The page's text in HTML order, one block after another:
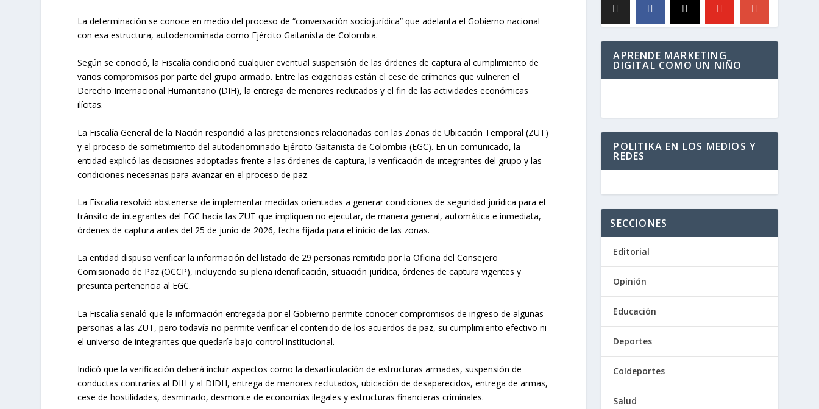
La determinación se conoce en medio del proceso de “conversación sociojurídica” que adelanta el Gobierno nacional
con esa estructura, autodenominada como Ejército Gaitanista de Colombia.
Según se conoció, la Fiscalía condicionó cualquier eventual suspensión de las órdenes de captura al cumplimiento de
varios compromisos por parte del grupo armado. Entre las exigencias están el cese de crímenes que vulneren el
Derecho Internacional Humanitario (DIH), la entrega de menores reclutados y el fin de las actividades económicas
ilícitas.
La Fiscalía General de la Nación respondió a las pretensiones relacionadas con las Zonas de Ubicación Temporal (ZUT)
y el proceso de sometimiento del autodenominado Ejército Gaitanista de Colombia (EGC). En un comunicado, la
entidad explicó las decisiones adoptadas frente a las órdenes de captura, la verificación de integrantes del grupo y las
condiciones necesarias para avanzar en el proceso de paz.
La Fiscalía resolvió abstenerse de implementar medidas orientadas a generar condiciones de seguridad jurídica para el
tránsito de integrantes del EGC hacia las ZUT que impliquen no ejecutar, de manera general, automática e inmediata,
órdenes de captura antes del 25 de junio de 2026, fecha fijada para el inicio de las zonas.
La entidad dispuso verificar la información del listado de 29 personas remitido por la Oficina del Consejero
Comisionado de Paz (OCCP), incluyendo su plena identificación, situación jurídica, órdenes de captura vigentes y
presunta pertenencia al EGC.
La Fiscalía señaló que la información entregada por el Gobierno permite conocer compromisos de ingreso de algunas
personas a las ZUT, pero todavía no permite verificar el contenido de los acuerdos de paz, su cumplimiento efectivo ni
el universo de integrantes que quedaría bajo control institucional.
Indicó que la verificación deberá incluir aspectos como la desarticulación de estructuras armadas, suspensión de
conductas contrarias al DIH y al DIDH, entrega de menores reclutados, ubicación de desaparecidos, entrega de armas,
cese de hostilidades, desminado, desmonte de economías ilegales y estructuras financieras criminales.
APRENDE MARKETING
DIGITAL COMO UN NIÑO
POLITIKA EN LOS MEDIOS Y
REDES
SECCIONES
Editorial
Opinión
Educación
Deportes
Coldeportes
Salud